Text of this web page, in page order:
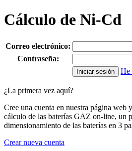
Cálculo de Ni-Cd
Correo electrónico:
Contraseña:
He
¿La primera vez aquí?
Cree una cuenta en nuestra página web
cálculo de las baterías GAZ on-line, un
dimensionamiento de las baterías en 3
Crear nueva cuenta